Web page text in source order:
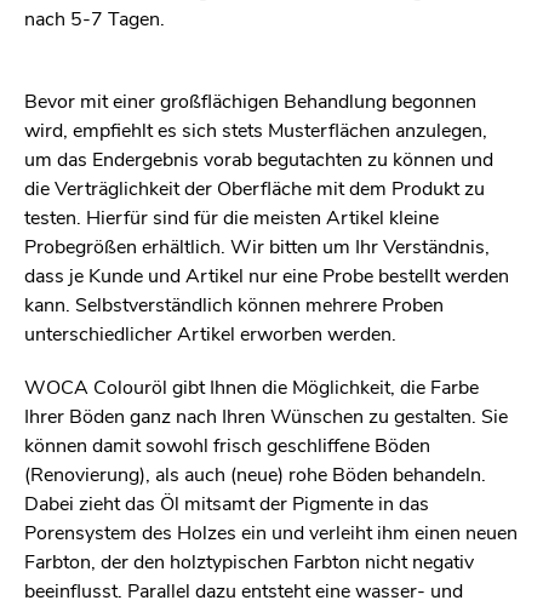
nach 5-7 Tagen.
Bevor mit einer großflächigen Behandlung begonnen
wird, empfiehlt es sich stets Musterflächen anzulegen,
um das Endergebnis vorab begutachten zu können und
die Verträglichkeit der Oberfläche mit dem Produkt zu
testen. Hierfür sind für die meisten Artikel kleine
Probegrößen erhältlich. Wir bitten um Ihr Verständnis,
dass je Kunde und Artikel nur eine Probe bestellt werden
kann. Selbstverständlich können mehrere Proben
unterschiedlicher Artikel erworben werden.
WOCA Colouröl gibt Ihnen die Möglichkeit, die Farbe
Ihrer Böden ganz nach Ihren Wünschen zu gestalten. Sie
können damit sowohl frisch geschliffene Böden
(Renovierung), als auch (neue) rohe Böden behandeln.
Dabei zieht das Öl mitsamt der Pigmente in das
Porensystem des Holzes ein und verleiht ihm einen neuen
Farbton, der den holztypischen Farbton nicht negativ
beeinflusst. Parallel dazu entsteht eine wasser- und